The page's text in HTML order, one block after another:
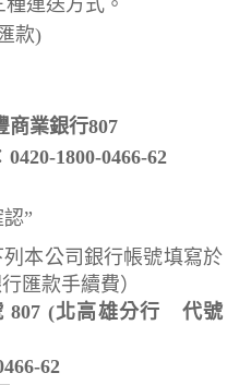
運送方式。
款)
商業銀行807
0420-1800-0466-62
”
本公司銀行帳號填寫於
匯款手續費）
(北高雄分行 代號
62